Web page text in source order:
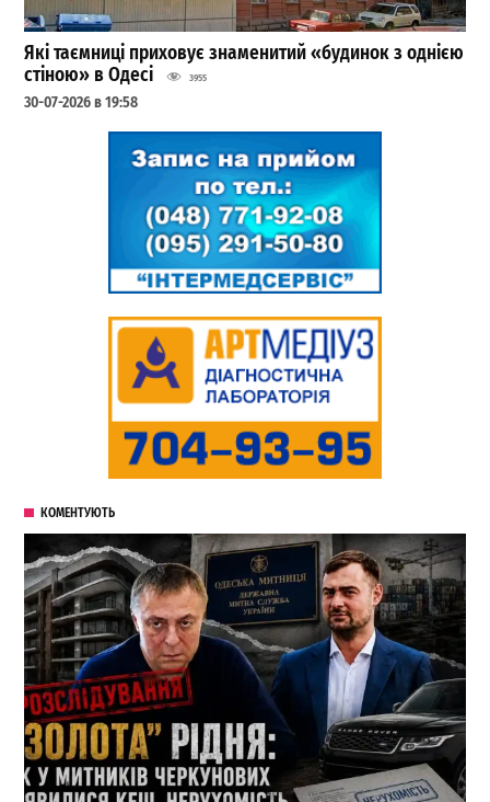
Які таємниці приховує знаменитий «будинок з однією
стіною» в Одесі
3955
30-07-2026 в 19:58
КОМЕНТУЮТЬ